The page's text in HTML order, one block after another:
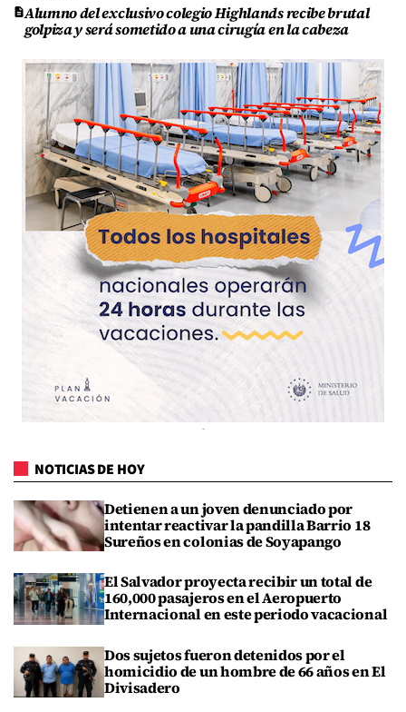
Alumno del exclusivo colegio Highlands recibe brutal
golpiza y será sometido a una cirugía en la cabeza
NOTICIAS DE HOY
Detienen a un joven denunciado por
intentar reactivar la pandilla Barrio 18
Sureños en colonias de Soyapango
El Salvador proyecta recibir un total de
160,000 pasajeros en el Aeropuerto
Internacional en este periodo vacacional
Dos sujetos fueron detenidos por el
homicidio de un hombre de 66 años en El
Divisadero